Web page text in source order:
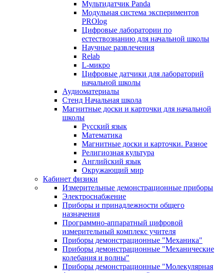
Мультидатчик Panda
Модульная система экспериментов
PROlog
Цифровые лаборатории по
естествознанию для начальной школы
Научные развлечения
Relab
L-микро
Цифровые датчики для лабораторий
начальной школы
Аудиоматериалы
Стенд Начальная школа
Магнитные доски и карточки для начальной
школы
Русский язык
Математика
Магнитные доски и карточки. Разное
Религиозная культура
Английский язык
Окружающий мир
Кабинет физики
Измерительные демонстрационные приборы
Электроснабжение
Приборы и принадлежности общего
назначения
Программно-аппаратный цифровой
измерительный комплекс учителя
Приборы демонстрационные "Механика"
Приборы демонстрационные "Механические
колебания и волны"
Приборы демонстрационные "Молекулярная